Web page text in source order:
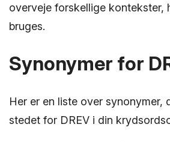
overveje forskellige kontekster,
bruges.
Synonymer for
Her er en liste over synonymer,
stedet for DREV i din